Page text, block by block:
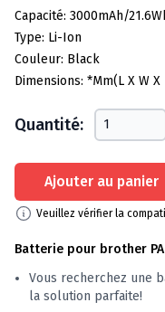
Capacité: 3000mAh/
Type: Li-Ion
Couleur: Black
Dimensions: *mm(L X W X
Quantité:
Ajouter au panier
Veuillez vérifier la
Batterie pour brother
Vous recherchez une
la solution parfaite!